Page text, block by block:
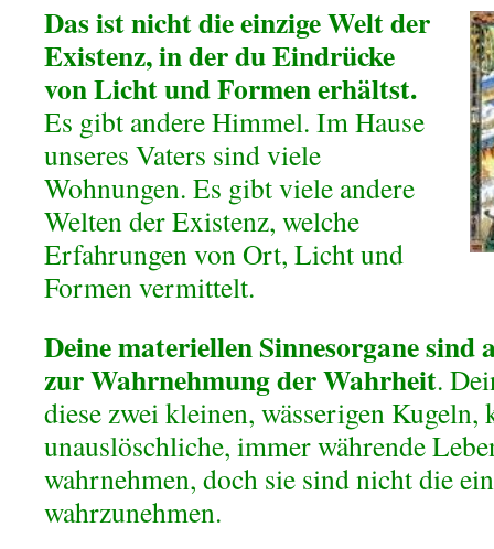
Das ist nicht die einzige Welt der
Existenz, in der du Eindrücke
von Licht und Formen erhältst.
Es gibt andere Himmel. Im Hause
unseres Vaters sind viele
Wohnungen. Es gibt viele andere
Welten der Existenz, welche
Erfahrungen von Ort, Licht und
Formen vermittelt.
Deine materiellen Sinnesorgane sind
zur Wahrnehmung der Wahrheit.
diese zwei kleinen, wässerigen Kugeln,
unauslöschliche, immer währende
wahrnehmen, doch sie sind nicht die
wahrzunehmen.